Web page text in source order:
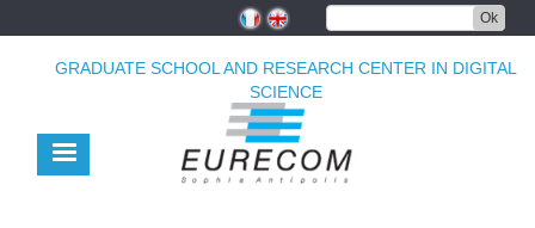
Ok
GRADUATE SCHOOL AND RESEARCH CENTER IN DIGITAL
SCIENCE